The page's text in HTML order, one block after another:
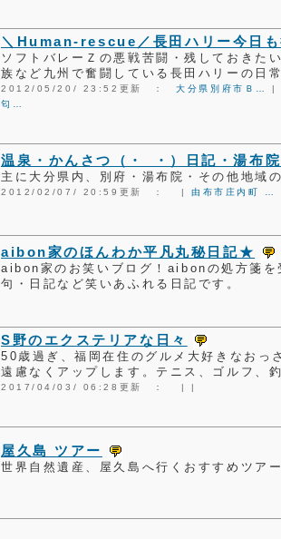
＼Human-rescue／長田ハリー今日
ソフトバレーＺの悪戦苦闘・残しておきた
族など九州で奮闘している長田ハリーの日
2012/05/20/ 23:52更新 ：大分県別府市Ｂ…
匂…
温泉・かんさつ（・_・）日記・湯布
主に大分県内、別府・湯布院・その他地域
2012/02/07/ 20:59更新 ： |由布市庄内町 …
aibon家のほんわか平凡丸秘日記★
aibon家のお笑いブログ！aibonの処方箋を
句・日記など笑いあふれる日記です。
S野のエクステリアな日々
50歳過ぎ、福岡在住のグルメ大好きなおっ
遠慮なくアップします。テニス、ゴルフ、
2017/04/03/ 06:28更新 ： | |
屋久島 ツアー
世界自然遺産、屋久島へ行くおすすめツア